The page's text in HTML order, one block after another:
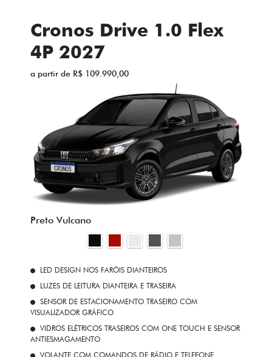
Cronos Drive 1.0 Flex
4P 2027
a partir de R$ 109.990,00
Preto Vulcano
LED DESIGN NOS FARÓIS DIANTEIROS
LUZES DE LEITURA DIANTEIRA E TRASEIRA
SENSOR DE ESTACIONAMENTO TRASEIRO COM
VISUALIZADOR GRÁFICO
VIDROS ELÉTRICOS TRASEIROS COM ONE TOUCH E SENSOR
ANTIESMAGAMENTO
VOLANTE COM COMANDOS DE RÁDIO E TELEFONE